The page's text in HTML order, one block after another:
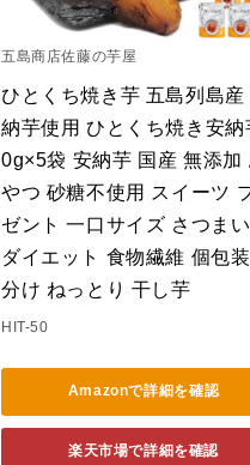
五島商店佐藤の芋屋
ひとくち焼き芋 五島列島産
納芋使用 ひとくち焼き安納
0g×5袋 安納芋 国産 無添加
やつ 砂糖不使用 スイーツ
ゼント 一口サイズ さつま
ダイエット 食物繊維 個包
分け ねっとり 干し芋
HIT-50
Amazonで詳細を確認
楽天市場で詳細を確認